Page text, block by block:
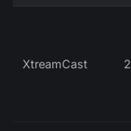
XtreamCast